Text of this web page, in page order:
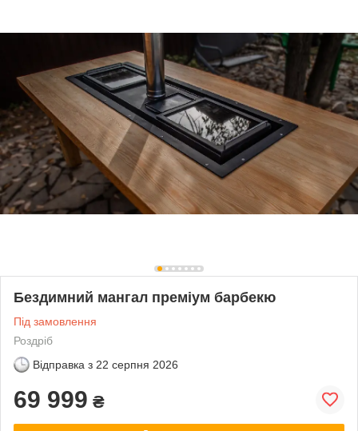
Бездимний мангал преміум барбекю
Під замовлення
Роздріб
Відправка з 22 серпня 2026
69 999 ₴